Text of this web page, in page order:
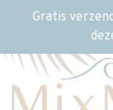
Gratis